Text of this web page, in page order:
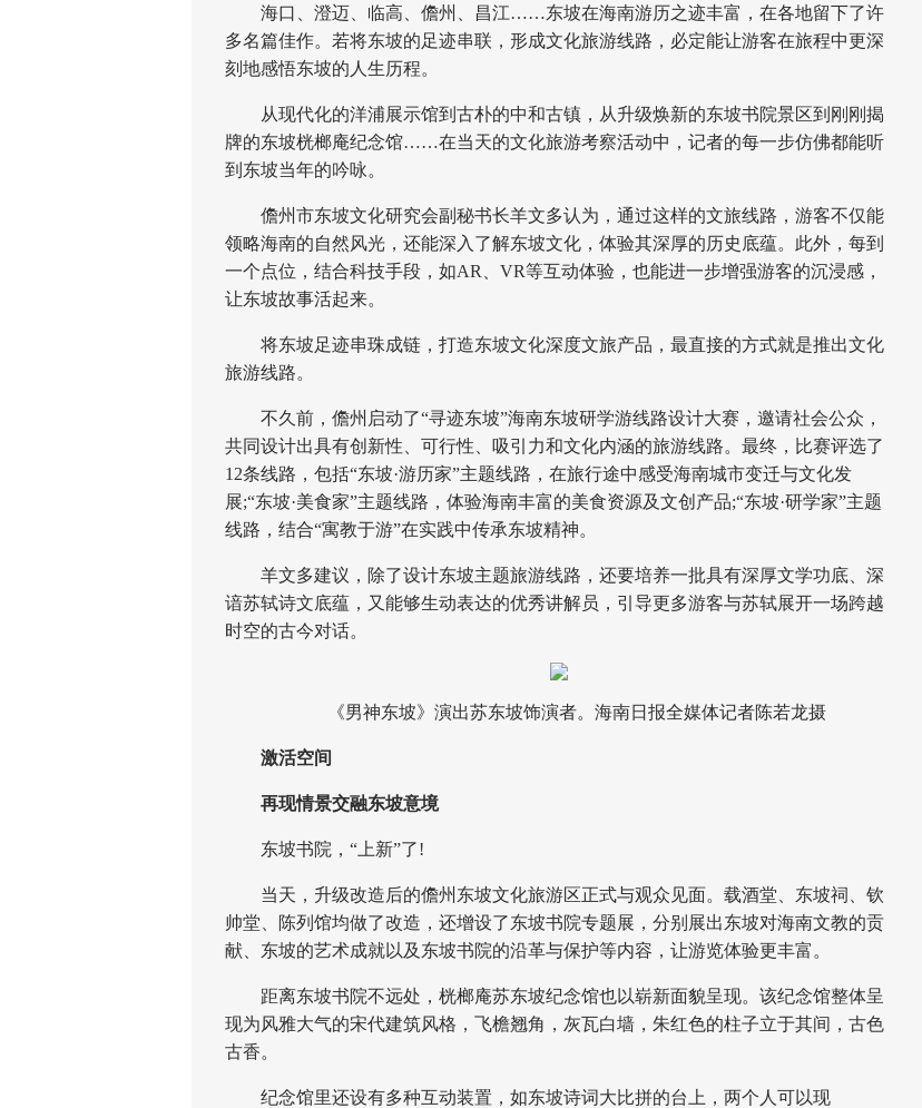
海口、澄迈、临高、儋州、昌江……东坡在海南游历之迹丰富，在各地留下了许
多名篇佳作。若将东坡的足迹串联，形成文化旅游线路，必定能让游客在旅程中更深
刻地感悟东坡的人生历程。
从现代化的洋浦展示馆到古朴的中和古镇，从升级焕新的东坡书院景区到刚刚揭
牌的东坡桄榔庵纪念馆……在当天的文化旅游考察活动中，记者的每一步仿佛都能听
到东坡当年的吟咏。
儋州市东坡文化研究会副秘书长羊文多认为，通过这样的文旅线路，游客不仅能
领略海南的自然风光，还能深入了解东坡文化，体验其深厚的历史底蕴。此外，每到
一个点位，结合科技手段，如AR、VR等互动体验，也能进一步增强游客的沉浸感，
让东坡故事活起来。
将东坡足迹串珠成链，打造东坡文化深度文旅产品，最直接的方式就是推出文化
旅游线路。
不久前，儋州启动了“寻迹东坡”海南东坡研学游线路设计大赛，邀请社会公众，
共同设计出具有创新性、可行性、吸引力和文化内涵的旅游线路。最终，比赛评选了
12条线路，包括“东坡·游历家”主题线路，在旅行途中感受海南城市变迁与文化发
展;“东坡·美食家”主题线路，体验海南丰富的美食资源及文创产品;“东坡·研学家”主题
线路，结合“寓教于游”在实践中传承东坡精神。
羊文多建议，除了设计东坡主题旅游线路，还要培养一批具有深厚文学功底、深
谙苏轼诗文底蕴，又能够生动表达的优秀讲解员，引导更多游客与苏轼展开一场跨越
时空的古今对话。
《男神东坡》演出苏东坡饰演者。海南日报全媒体记者陈若龙摄
激活空间
再现情景交融东坡意境
东坡书院，“上新”了!
当天，升级改造后的儋州东坡文化旅游区正式与观众见面。载酒堂、东坡祠、钦
帅堂、陈列馆均做了改造，还增设了东坡书院专题展，分别展出东坡对海南文教的贡
献、东坡的艺术成就以及东坡书院的沿革与保护等内容，让游览体验更丰富。
距离东坡书院不远处，桄榔庵苏东坡纪念馆也以崭新面貌呈现。该纪念馆整体呈
现为风雅大气的宋代建筑风格，飞檐翘角，灰瓦白墙，朱红色的柱子立于其间，古色
古香。
纪念馆里还设有多种互动装置，如东坡诗词大比拼的台上，两个人可以现